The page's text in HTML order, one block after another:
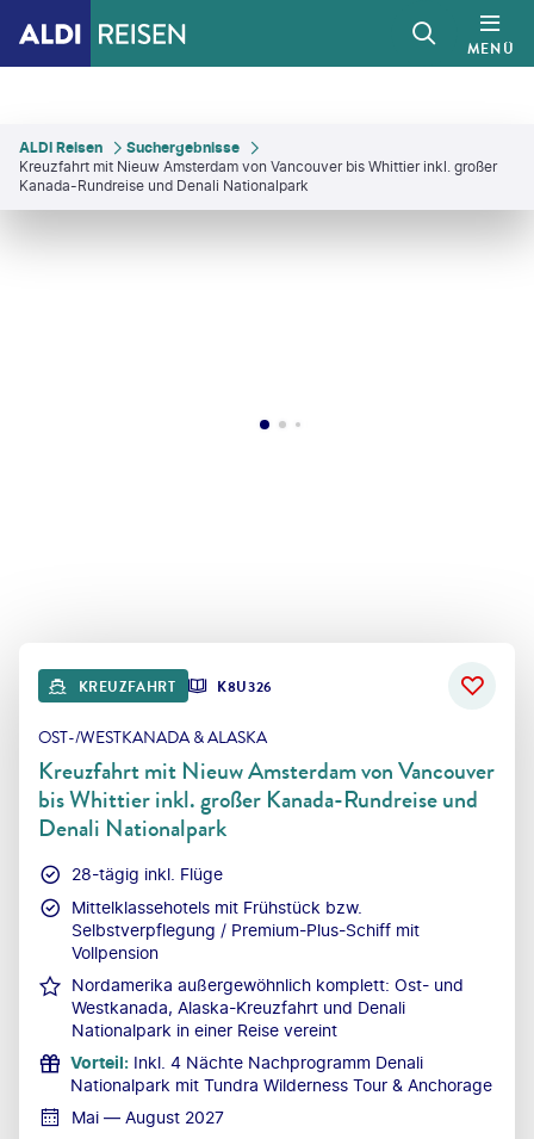
MENÜ
ALDI Reisen
Suchergebnisse
Kreuzfahrt mit Nieuw Amsterdam von Vancouver bis Whittier inkl. großer
Kanada-Rundreise und Denali Nationalpark
KREUZFAHRT K8U326
OST-/WESTKANADA & ALASKA
Kreuzfahrt mit Nieuw Amsterdam von Vancouver
bis Whittier inkl. großer Kanada-Rundreise und
Denali Nationalpark
28-tägig inkl. Flüge
Mittelklassehotels mit Frühstück bzw.
Selbstverpflegung / Premium-Plus-Schiff mit
Vollpension
Nordamerika außergewöhnlich komplett: Ost- und
Westkanada, Alaska-Kreuzfahrt und Denali
Nationalpark in einer Reise vereint
Vorteil: Inkl. 4 Nächte Nachprogramm Denali
Nationalpark mit Tundra Wilderness Tour & Anchorage
Mai — August 2027